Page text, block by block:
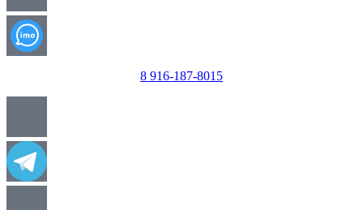
8 916-187-8015